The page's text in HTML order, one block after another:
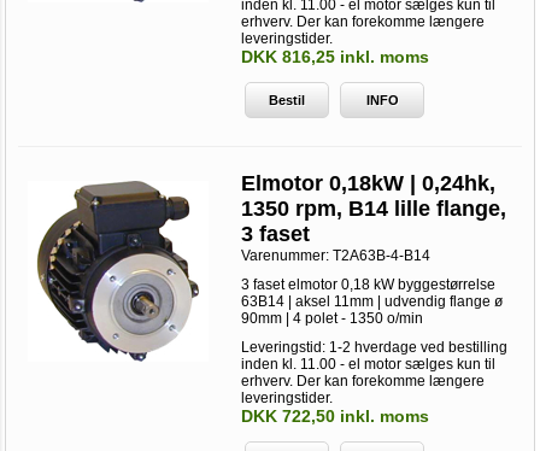
inden kl. 11.00 - el motor sælges kun til
erhverv. Der kan forekomme længere
leveringstider.
DKK 816,25 inkl. moms
Bestil INFO
Elmotor 0,18kW | 0,24hk,
1350 rpm, B14 lille flange,
3 faset
Varenummer:T2A63B-4-B14
3 faset elmotor 0,18 kW byggestørrelse
63B14 | aksel 11mm | udvendig flange ø
90mm | 4 polet - 1350 o/min
Leveringstid: 1-2 hverdage ved bestilling
inden kl. 11.00 - el motor sælges kun til
erhverv. Der kan forekomme længere
leveringstider.
DKK 722,50 inkl. moms